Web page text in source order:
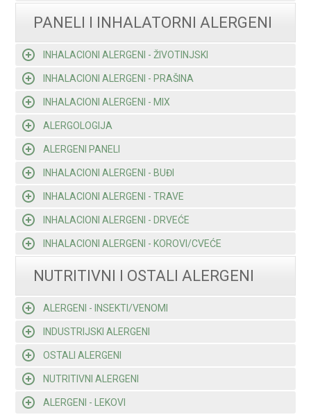
PANELI I INHALATORNI ALERGENI
INHALACIONI ALERGENI - ŽIVOTINJSKI
INHALACIONI ALERGENI - PRAŠINA
INHALACIONI ALERGENI - MIX
ALERGOLOGIJA
ALERGENI PANELI
INHALACIONI ALERGENI - BUĐI
INHALACIONI ALERGENI - TRAVE
INHALACIONI ALERGENI - DRVEĆE
INHALACIONI ALERGENI - KOROVI/CVEĆE
NUTRITIVNI I OSTALI ALERGENI
ALERGENI - INSEKTI/VENOMI
INDUSTRIJSKI ALERGENI
OSTALI ALERGENI
NUTRITIVNI ALERGENI
ALERGENI - LEKOVI